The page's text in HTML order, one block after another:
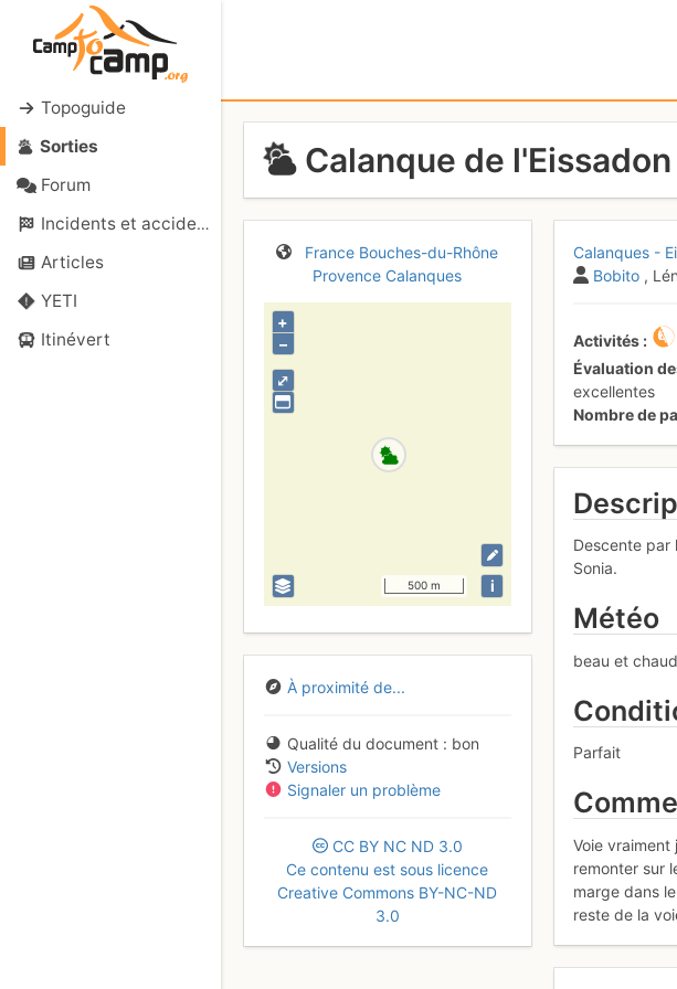
Topoguide
Sorties
Forum
Incidents et accidents
Articles
YETI
Itinévert
Calanque de
France Bouches-du-Rhône
Provence Calanques
⤢
+
–
500 m i
À proximité de...
Qualité du document
bon
Versions
Signaler un problème
CC BY NC ND 3.0
Ce contenu est sous licence
Creative Commons BY-NC-ND
3.0
Calanques -
Bobito ,
Activités
Évaluation
excellentes
Nombre de
Descente par
Sonia.
Météo
beau et chaud
Parfait
Voie
remonter sur
marge dans
reste de la